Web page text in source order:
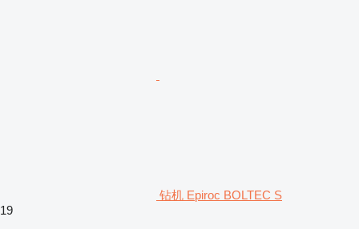
钻机 Epiroc BOLTEC S
19